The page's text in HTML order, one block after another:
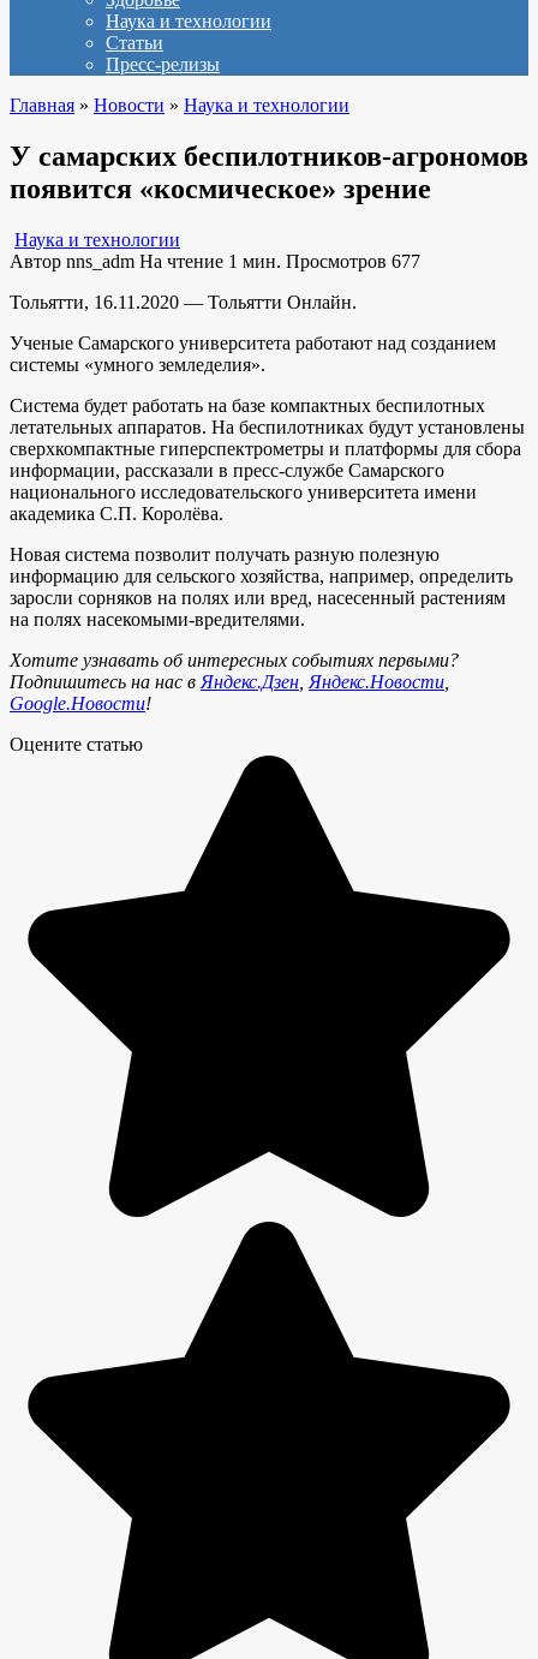
Наука и технологии
Статьи
Пресс-релизы
Главная » Новости » Наука и технологии
У самарских беспилотников-агрономов
появится «космическое» зрение
Наука и технологии
Автор nns_adm На чтение 1 мин. Просмотров 677
Тольятти, 16.11.2020 — Тольятти Онлайн.
Ученые Самарского университета работают над созданием
системы «умного земледелия».
Система будет работать на базе компактных беспилотных
летательных аппаратов. На беспилотниках будут установлены
сверхкомпактные гиперспектрометры и платформы для сбора
информации, рассказали в пресс-службе Самарского
национального исследовательского университета имени
академика С.П. Королёва.
Новая система позволит получать разную полезную
информацию для сельского хозяйства, например, определить
заросли сорняков на полях или вред, насесенный растениям
на полях насекомыми-вредителями.
Хотите узнавать об интересных событиях первыми?
Подпишитесь на нас в Яндекс.Дзен Яндекс.Новости
Google.Новости!
Оцените статью